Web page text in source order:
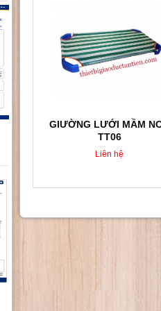
GIƯỜNG LƯỚI MẦM
TT06
Liên hệ